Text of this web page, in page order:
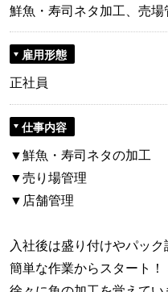
鮮魚・寿司ネタ加工、売
雇用形態
正社員
仕事内容
▼鮮魚・寿司ネタの加工
▼売り場管理
▼店舗管理
入社後は盛り付けやパック
簡単な作業からスタート！